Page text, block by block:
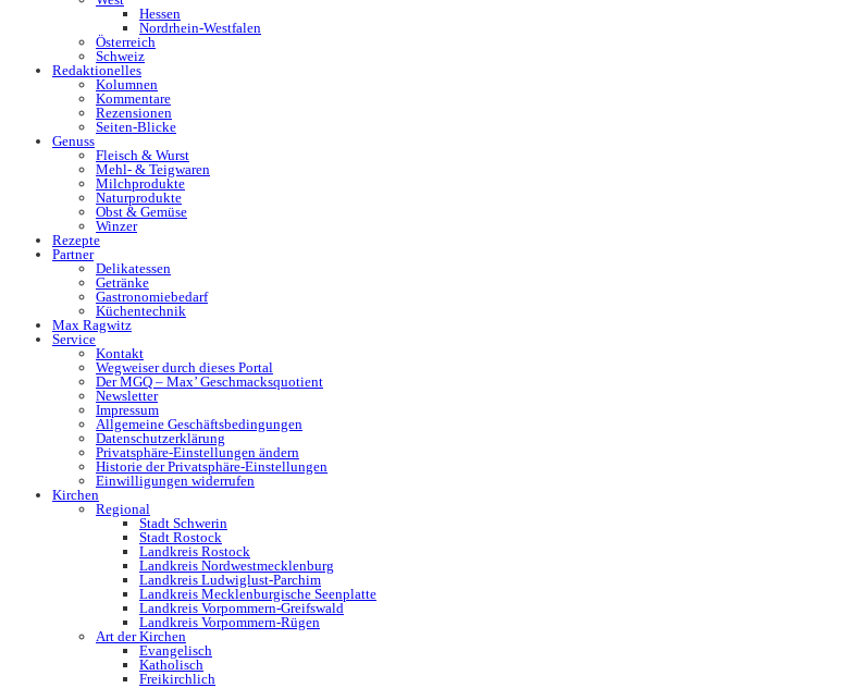
Hessen
Nordrhein-Westfalen
Österreich
Schweiz
Redaktionelles
Kolumnen
Kommentare
Rezensionen
Seiten-Blicke
Genuss
Fleisch & Wurst
Mehl- & Teigwaren
Milchprodukte
Naturprodukte
Obst & Gemüse
Winzer
Rezepte
Partner
Delikatessen
Getränke
Gastronomiebedarf
Küchentechnik
Max Ragwitz
Service
Kontakt
Wegweiser durch dieses Portal
Der MGQ – Max’ Geschmacksquotient
Newsletter
Impressum
Allgemeine Geschäftsbedingungen
Datenschutzerklärung
Privatsphäre-Einstellungen ändern
Historie der Privatsphäre-Einstellungen
Einwilligungen widerrufen
Kirchen
Regional
Stadt Schwerin
Stadt Rostock
Landkreis Rostock
Landkreis Nordwestmecklenburg
Landkreis Ludwiglust-Parchim
Landkreis Mecklenburgische Seenplatte
Landkreis Vorpommern-Greifswald
Landkreis Vorpommern-Rügen
Art der Kirchen
Evangelisch
Katholisch
Freikirchlich